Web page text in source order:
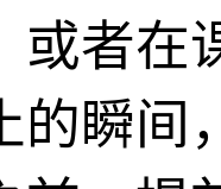
或者在
的瞬间